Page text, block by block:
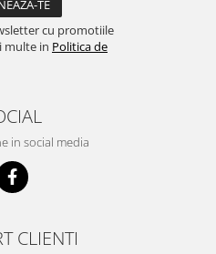
cu promotiile
multe in Politica de
in social media
CLIENTI